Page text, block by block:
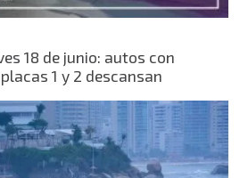
18 de junio: autos con
1 y 2 descansan